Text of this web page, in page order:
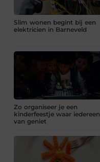
Slim wonen begint bij een
elektricien in Barneveld
Zo organiseer je een
kinderfeestje waar iedereen
van geniet